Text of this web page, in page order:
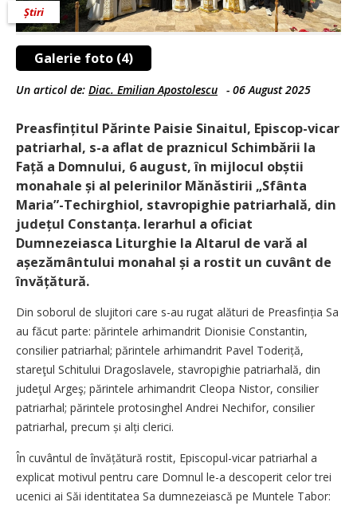
Galerie foto (4)
Știri
Un articol de: Diac. Emilian Apostolescu - 06 August 2025
Preasfințitul Părinte Paisie Sinaitul, Episcop-vicar
patriarhal, s-a aflat de praznicul Schimbării la
Față a Domnului, 6 august, în mijlocul obștii
monahale și al pelerinilor Mănăstirii „Sfânta
Maria”-Techirghiol, stavropighie patriarhală, din
județul Con­stanța. Ierarhul a oficiat
Dumnezeiasca Liturghie la Altarul de vară al
așezământului monahal și a rostit un cuvânt de
învățătură.
Din soborul de slujitori care s-au rugat alături de Preasfinția Sa
au făcut parte: părintele arhimandrit Dionisie Constantin,
consilier patriarhal; părintele arhimandrit Pavel Toderiță,
stareţul Schitului Dragoslavele, stavropighie patriarhală, din
judeţul Argeş; părintele arhimandrit Cleopa Nistor, consilier
patriarhal; părintele protosinghel Andrei Nechifor, consilier
patriarhal, precum și alți clerici.
În cuvântul de învățătură rostit, Episcopul-vicar patriarhal a
explicat motivul pentru care Domnul le-a descoperit celor trei
ucenici ai Săi identitatea Sa dumnezeiască pe Muntele Tabor: